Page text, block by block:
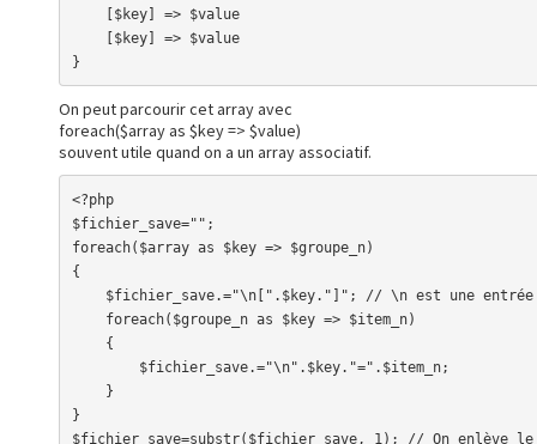
[$key] => $value
[$key] => $value
}
On peut parcourir cet array avec
foreach($array as $key => $value)
souvent utile quand on a un array associatif.
<?php
$fichier_save="";
foreach($array as $key => $groupe_n)
{
}
$fichier_save=substr($fichier_save, 1); // On enlève